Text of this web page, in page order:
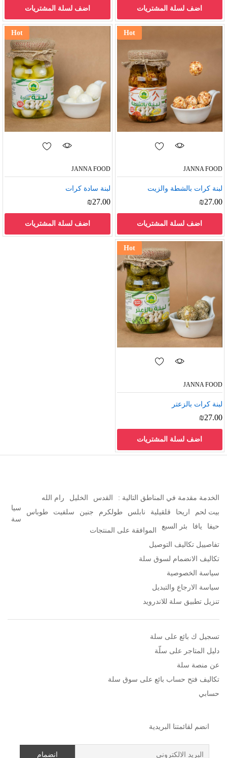
اضف لسلة المشتريات اضف لسلة المشتريات
Hot
JANNA FOOD
لبنة كرات بالشطة والزيت
₪27.00
اضف لسلة المشتريات
Hot
JANNA FOOD
لبنة سادة كرات
₪27.00
اضف لسلة المشتريات
Hot
JANNA FOOD
لبنة كرات بالزعتر
₪27.00
اضف لسلة المشتريات
الخدمة مقدمة في المناطق التالية : القدس الخليل
رام الله
بيت لحم
اريحا قلقيلية نابلس طولكرم جنين سلفيت
طوباس
حيفا
يافا بئر السبع
سيا
سة
الموافقة على المنتجات
تفاصييل تكاليف التوصيل
تكاليف الانضمام لسوق سلة
سياسة الخصوصية
سياسة الارجاع والتبديل
تنزيل تطبيق سلة للاندرويد
تسجيل ك بائع على سلة
دليل المتاجر على سلّة
عن منصة سلة
تكاليف فتح حساب بائع على سوق سلة
حسابي
انضم لقائمتنا البريدية